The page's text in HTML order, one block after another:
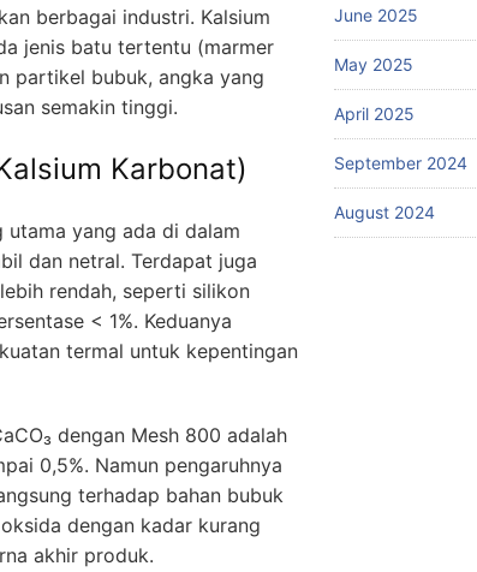
berbagai industri. Kalsium
jenis batu tertentu (marmer
partikel bubuk, angka yang
semakin tinggi.
Karbonat)
utama yang ada di dalam
dan netral. Terdapat juga
rendah, seperti silikon
< 1%. Keduanya
termal untuk kepentingan
dengan Mesh 800 adalah
0,5%. Namun pengaruhnya
terhadap bahan bubuk
dengan kadar kurang
akhir produk.
June 2025
May 2025
April 2025
September 2024
August 2024